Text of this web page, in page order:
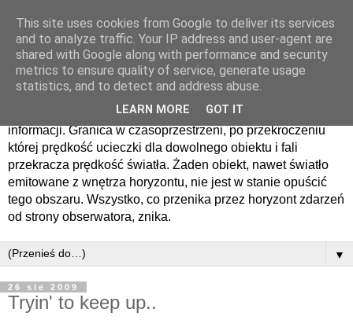
Horyzont zdarzen
Horyzont zdarzeń − sfera otaczająca czarną dziurę lub tunel
czasoprzestrzenny, oddzielająca obserwatora zdarzenia od
zdarzeń, o których nie może on nigdy otrzymać żadnych
informacji. Granica w czasoprzestrzeni, po przekroczeniu
której prędkość ucieczki dla dowolnego obiektu i fali
przekracza prędkość światła. Żaden obiekt, nawet światło
emitowane z wnętrza horyzontu, nie jest w stanie opuścić
tego obszaru. Wszystko, co przenika przez horyzont zdarzeń
od strony obserwatora, znika.
▼
26 sie 2009
Tryin' to keep up..
This site uses cookies from Google to deliver its services
and to analyze traffic. Your IP address and user-agent are
shared with Google along with performance and security
metrics to ensure quality of service, generate usage
statistics, and to detect and address abuse.
LEARN MORE GOT IT